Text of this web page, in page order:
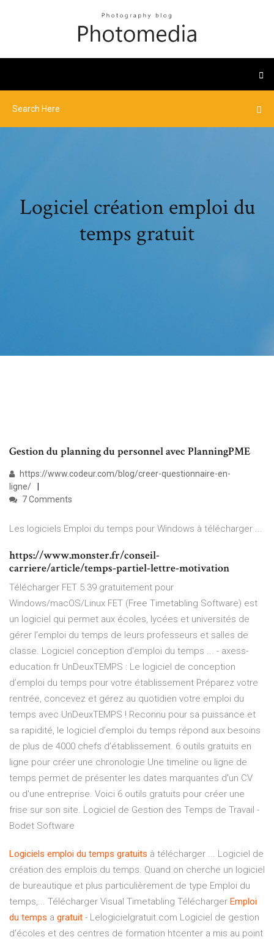
Logiciel création emploi du
temps gratuit
Gestion du planning du personnel avec PlanningPME
https://www.codeur.com/blog/creer-questionnaire-en-
ligne/
7 Comments
Les logiciels Emploi du temps pour Windows à télécharger ...
https://www.monster.fr/conseil-
carriere/article/temps-partiel-lettre-motivation
Télécharger FET 5.39 gratuitement pour
Windows/macOS/Linux FET (Free Timetabling Software) est
un logiciel qui permet aux écoles, lycées et universités de
gérer l’emploi du temps de leurs professeurs et salles de
classe. Logiciel conception d'emploi du temps ... - axess-
education.fr UnDeuxTEMPS : Le logiciel de conception
d’emploi du temps pour votre établissement Préparez votre
rentrée, concevez et gérez au quotidien votre emploi du
temps avec UnDeuxTEMPS ! Reconnu pour sa puissance et
sa rapidité, le logiciel d’emploi du temps répond aux besoins
de plus de 4000 chefs d’établissement. 6 outils gratuits en
ligne pour créer une chronologie Une timeline ou ligne de
temps permet de présenter les dates marquantes d'un CV
ou d'une entreprise. Voici 6 outils gratuits pour créer une
frise sur son site. Logiciel de Gestion des Temps de Travail -
Bodet Software
Logiciels emploi du temps gratuits à télécharger ... Logiciel de
création des emplois du temps. Quand on cherche un logiciel
de bureautique et plus particulièrement de type Emploi du
temps,... Télécharger Visual Timetabling Télécharger Emploi
du temps a gratuit - Lelogicielgratuit.com Logiciel de gestion
d'écoles et des centres de formation htcenter a mis au point